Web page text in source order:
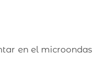
en el